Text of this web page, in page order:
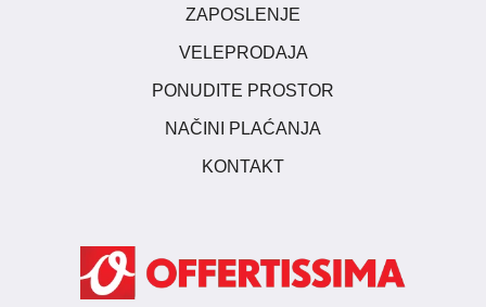
ZAPOSLENJE
VELEPRODAJA
PONUDITE PROSTOR
NAČINI PLAĆANJA
KONTAKT